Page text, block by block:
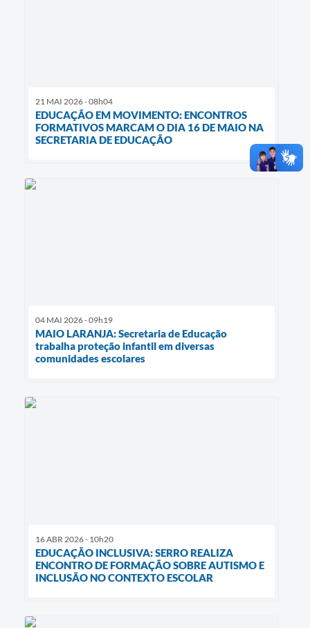
21 MAI 2026 - 08h04
EDUCAÇÃO EM MOVIMENTO: ENCONTROS
FORMATIVOS MARCAM O DIA 16 DE MAIO NA
SECRETARIA DE EDUCAÇÃO
04 MAI 2026 - 09h19
MAIO LARANJA: Secretaria de Educação
trabalha proteção infantil em diversas
comunidades escolares
16 ABR 2026 - 10h20
EDUCAÇÃO INCLUSIVA: SERRO REALIZA
ENCONTRO DE FORMAÇÃO SOBRE AUTISMO E
INCLUSÃO NO CONTEXTO ESCOLAR